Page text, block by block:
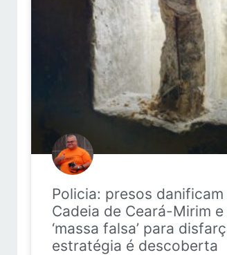
Policia: presos
Cadeia de Ceará-Mirim e
‘massa falsa’ para
estratégia é descoberta